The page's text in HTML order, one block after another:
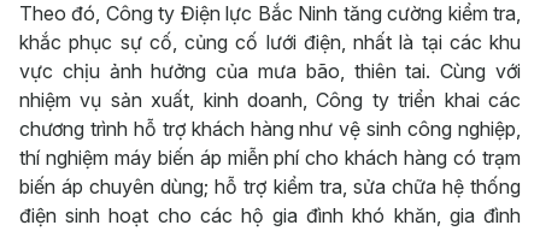
Theo đó, Công ty Điện lực Bắc Ninh tăng cường kiểm tra,
khắc phục sự cố, củng cố lưới điện, nhất là tại các khu
vực chịu ảnh hưởng của mưa bão, thiên tai. Cùng với
nhiệm vụ sản xuất, kinh doanh, Công ty triển khai các
chương trình hỗ trợ khách hàng như vệ sinh công nghiệp,
thí nghiệm máy biến áp miễn phí cho khách hàng có trạm
biến áp chuyên dùng; hỗ trợ kiểm tra, sửa chữa hệ thống
điện sinh hoạt cho các hộ gia đình khó khăn, gia đình